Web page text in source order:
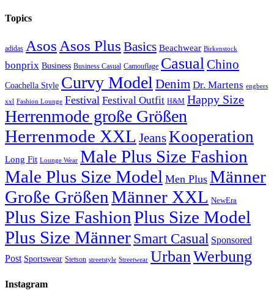
Topics
adidas Asos Asos Plus Basics Beachwear Birkenstock
bonprix Business Business Casual Camouflage CasualChino
Coachella Style Curvy Model Denim Dr. Martens engbers
xxl Fashion Lounge Festival Festival Outfit H&M Happy Size
Herrenmode große Größen
Herrenmode XXL JeansKooperation
Long Fit Lounge Wear Male Plus Size Fashion
Male Plus Size Model Men Plus Männer
Große GrößenMänner XXL NewEra
Plus Size FashionPlus Size Model
Plus Size MännerSmart Casual Sponsored
Post Sportswear Stetson streetstyle Streetwear UrbanWerbung
Instagram